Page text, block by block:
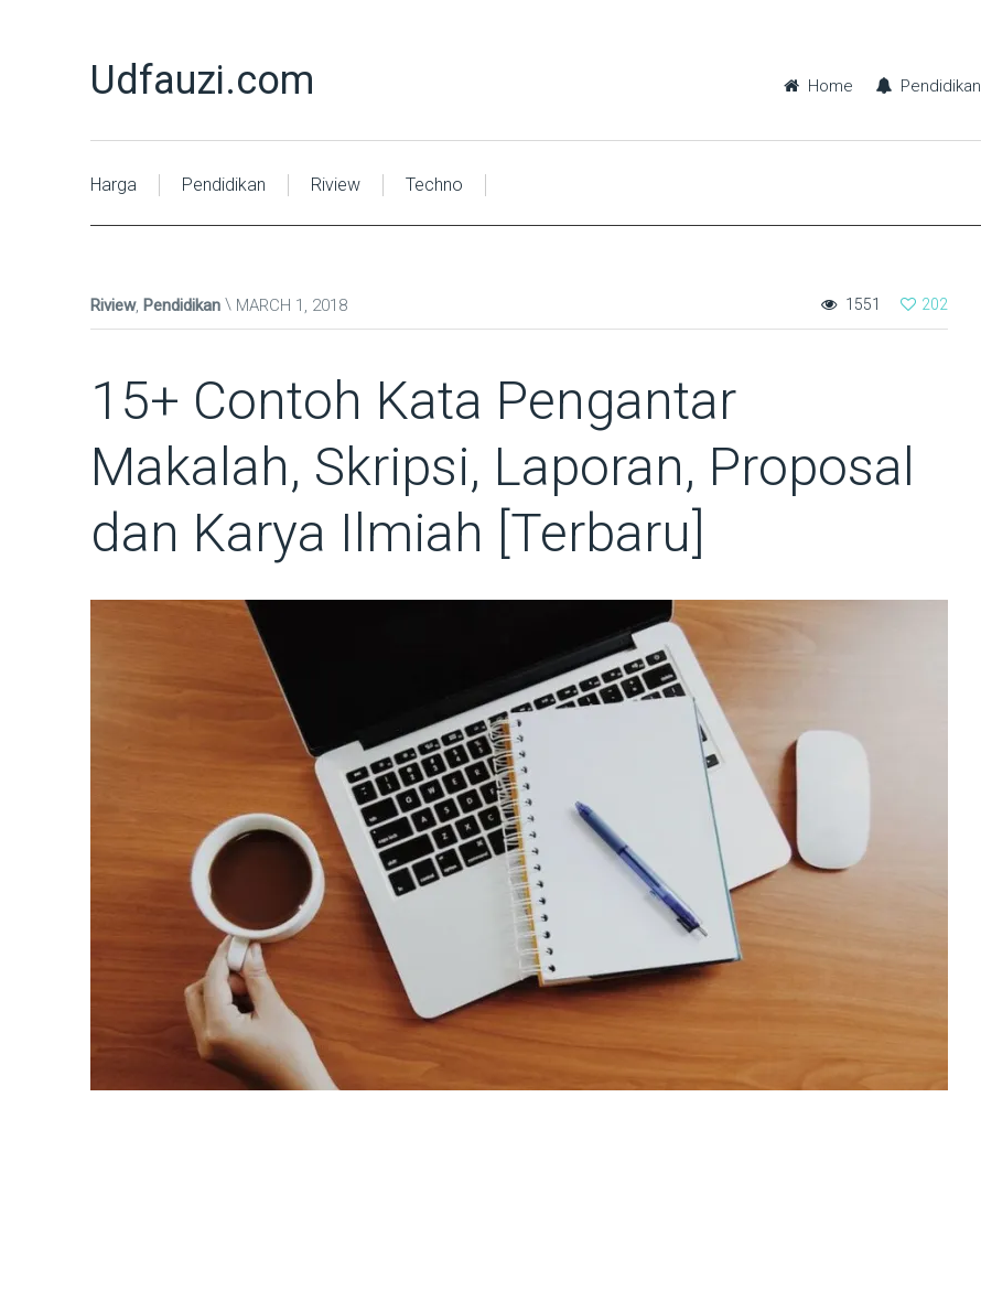
Udfauzi.com Home Pendidikan
Harga Pendidikan Riview Techno
Riview, Pendidikan MARCH 1, 2018 202
1551
15+ Contoh Kata Pengantar
Makalah, Skripsi, Laporan, Proposal
dan Karya Ilmiah [Terbaru]